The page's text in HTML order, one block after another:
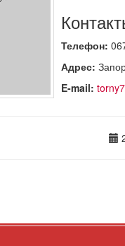
Телефон:
Адрес:
E-mail: